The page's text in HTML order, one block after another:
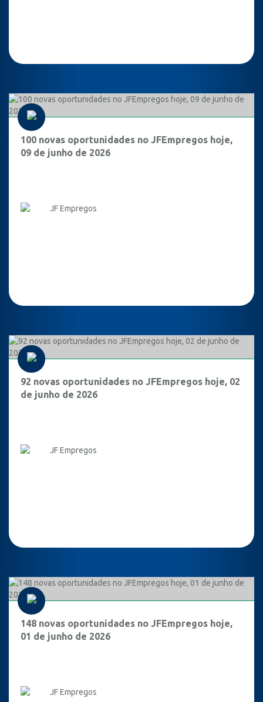
100 novas oportunidades no JFEmpregos hoje,
09 de junho de 2026
JF Empregos
92 novas oportunidades no JFEmpregos hoje, 02
de junho de 2026
JF Empregos
148 novas oportunidades no JFEmpregos hoje,
01 de junho de 2026
JF Empregos